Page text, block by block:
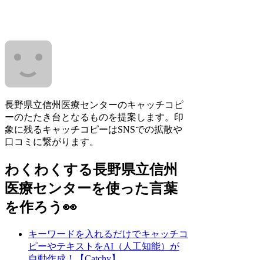
長野県立信州医療センターのキャッチコピ
ーのたたき台となるものを提案します。印
象に残るキャッチコピーはSNSでの拡散や
口コミに繋がります。
わくわくする長野県立信州
医療センターを使った言葉
を作ろう👀
キーワードを入れるだけでキャッチコ
ピーやテキストをAI（人工知能）が